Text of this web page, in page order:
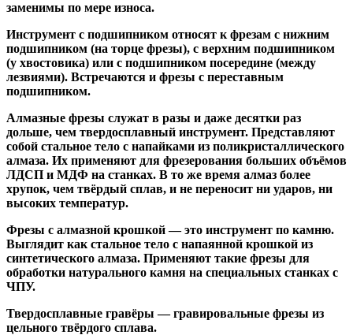
заменимы по мере износа.
Инструмент с подшипником относят к фрезам с нижним
подшипником (на торце фрезы), с верхним подшипником
(у хвостовика) или с подшипником посередине (между
лезвиями). Встречаются и фрезы с переставным
подшипником.
Алмазные фрезы служат в разы и даже десятки раз
дольше, чем твердосплавный инструмент. Представляют
собой стальное тело с напайками из поликристаллического
алмаза. Их применяют для фрезерования больших объёмов
ЛДСП и МДФ на станках. В то же время алмаз более
хрупок, чем твёрдый сплав, и не переносит ни ударов, ни
высоких температур.
Фрезы с алмазной крошкой— это инструмент по камню.
Выглядит как стальное тело с напаянной крошкой из
синтетического алмаза. Применяют такие фрезы для
обработки натурального камня на специальных станках с
ЧПУ.
Твердосплавные гравёры — гравировальные фрезы из
цельного твёрдого сплава.